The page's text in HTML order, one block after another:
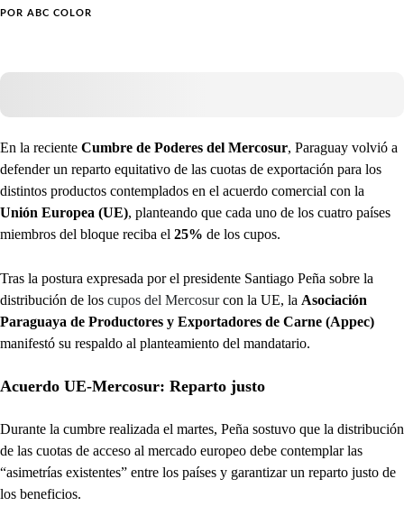
POR ABC COLOR
En la reciente Cumbre de Poderes del Mercosur, Paraguay volvió a
defender un reparto equitativo de las cuotas de exportación para los
distintos productos contemplados en el acuerdo comercial con la
Unión Europea (UE), planteando que cada uno de los cuatro países
miembros del bloque reciba el 25% de los cupos.
Tras la postura expresada por el presidente Santiago Peña sobre la
distribución de los cupos del Mercosurcon la UE, la Asociación
Paraguaya de Productores y Exportadores de Carne (Appec)
manifestó su respaldo al planteamiento del mandatario.
Acuerdo UE-Mercosur: Reparto justo
Durante la cumbre realizada el martes, Peña sostuvo que la distribución
de las cuotas de acceso al mercado europeo debe contemplar las
“asimetrías existentes” entre los países y garantizar un reparto justo de
los beneficios.